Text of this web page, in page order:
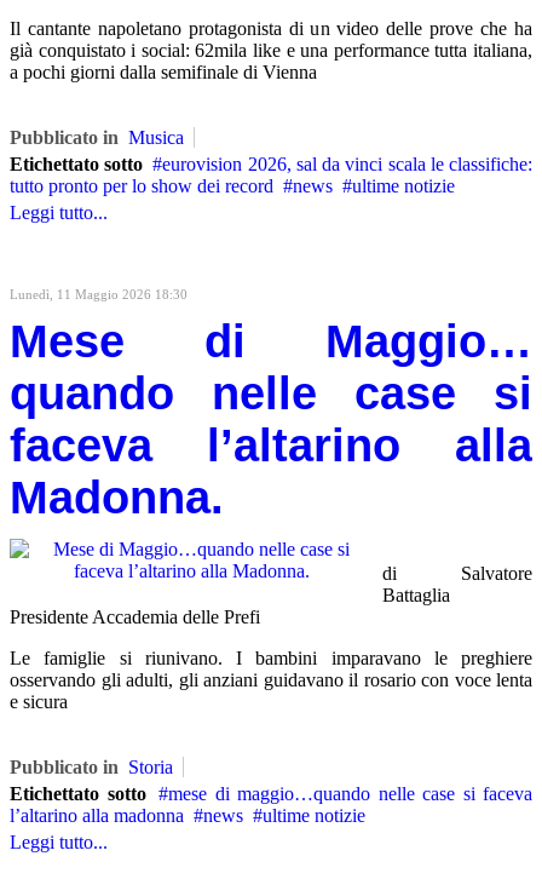
Il cantante napoletano protagonista di un video delle prove che ha
già conquistato i social: 62mila like e una performance tutta italiana,
a pochi giorni dalla semifinale di Vienna
Pubblicato in Musica
Etichettato sotto
eurovision 2026, sal da vinci scala le classifiche:
tutto pronto per lo show dei record
news
ultime notizie
Leggi tutto...
Lunedì, 11 Maggio 2026 18:30
Mese di Maggio…
quando nelle case si
faceva l’altarino alla
Madonna.
di Salvatore
Battaglia
Presidente Accademia delle Prefi
Le famiglie si riunivano. I bambini imparavano le preghiere
osservando gli adulti, gli anziani guidavano il rosario con voce lenta
e sicura
Pubblicato in Storia
Etichettato sotto
mese di maggio…quando nelle case si faceva
l’altarino alla madonna
news
ultime notizie
Leggi tutto...